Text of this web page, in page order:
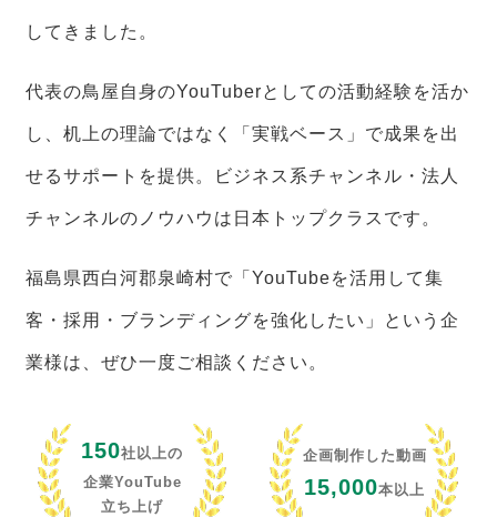
してきました。
代表の鳥屋自身のYouTuberとしての活動経験を活か
し、机上の理論ではなく「実戦ベース」で成果を出
せるサポートを提供。ビジネス系チャンネル・法人
チャンネルのノウハウは日本トップクラスです。
福島県西白河郡泉崎村で「YouTubeを活用して集
客・採用・ブランディングを強化したい」という企
業様は、ぜひ一度ご相談ください。
150社以上の
企業YouTube
立ち上げ
企画制作した動画
15,000本以上